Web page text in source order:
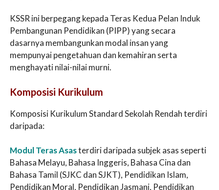
KSSR ini berpegang kepada Teras Kedua Pelan Induk
Pembangunan Pendidikan (PIPP) yang secara
dasarnya membangunkan modal insan yang
mempunyai pengetahuan dan kemahiran serta
menghayati nilai-nilai murni.
Komposisi Kurikulum
Komposisi Kurikulum Standard Sekolah Rendah terdiri
daripada:
Modul Teras Asasterdiri daripada subjek asas seperti
Bahasa Melayu, Bahasa Inggeris, Bahasa Cina dan
Bahasa Tamil (SJKC dan SJKT), Pendidikan Islam,
Pendidikan Moral, Pendidikan Jasmani, Pendidikan